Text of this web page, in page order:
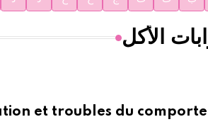
الأكل
et troubles du